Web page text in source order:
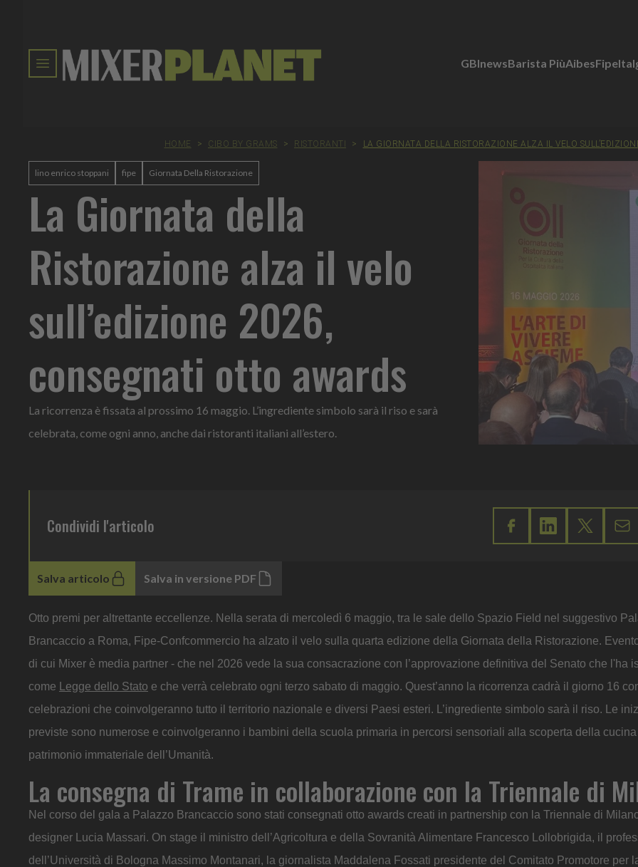
GBInewsBarista PiùAibesFipe
HOME > CIBO BY GRAMS > RISTORANTI > LA GIORNATA DELLA RISTORAZIONE ALZA IL VELO
lino enrico stoppani fipe Giornata Della Ristorazione
La Giornata della
Ristorazione alza il velo
sull’edizione 2026,
consegnati otto awards
La ricorrenza è fissata al prossimo 16 maggio. L’ingrediente simbolo sarà il riso e sarà
celebrata, come ogni anno, anche dai ristoranti italiani all’estero.
Condividi l'articolo
Salva articolo Salva in versione PDF
Otto premi per altrettante eccellenze. Nella serata di mercoledì 6 maggio, tra le sale dello Spazio Field nel suggestivo
Brancaccio a Roma, Fipe-Confcommercio ha alzato il velo sulla quarta edizione della Giornata della Ristorazione.
di cui Mixer è media partner - che nel 2026 vede la sua consacrazione con l’approvazione definitiva del Senato che l'ha
come
Legge dello Stato e che verrà celebrato ogni terzo sabato di maggio. Quest’anno la ricorrenza cadrà il giorno 16
celebrazioni che coinvolgeranno tutto il territorio nazionale e diversi Paesi esteri. L’ingrediente simbolo sarà il riso. Le
previste sono numerose e coinvolgeranno i bambini della scuola primaria in percorsi sensoriali alla scoperta della
patrimonio immateriale dell’Umanità.
La consegna di Trame in collaborazione con la Triennale di
Nel corso del gala a Palazzo Brancaccio sono stati consegnati otto awards creati in partnership con la Triennale di
designer Lucia Massari. On stage il ministro dell’Agricoltura e della Sovranità Alimentare Francesco Lollobrigida, il
dell’Università di Bologna Massimo Montanari, la giornalista Maddalena Fossati presidente del Comitato Promotore per